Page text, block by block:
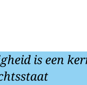
is een